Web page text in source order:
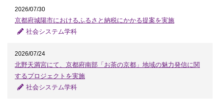
2026/07/30
京都府城陽市におけるふるさと納税にかかる提案を実施
社会システム学科
2026/07/24
北野天満宮にて、京都府南部「お茶の京都」地域の魅力発信に関
するプロジェクトを実施
社会システム学科